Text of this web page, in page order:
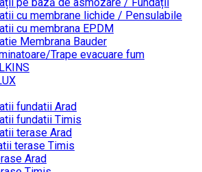
cu membrane lichide / Pensulabile
cu membrana EPDM
Membrana Bauder
Trape evacuare fum
fundatii Arad
fundatii Timis
terase Arad
terase Timis
Arad